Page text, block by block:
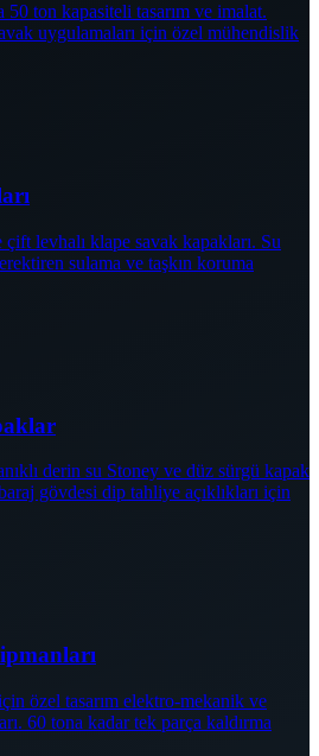
ton kapasiteli tasarım ve imalat.
uygulamaları için özel mühendislik
çift levhalı klape savak kapakları. Su
sulama ve taşkın koruma
derin su Stoney ve düz sürgü kapak
gövdesi dip tahliye açıklıkları için
özel tasarım elektro-mekanik ve
60 tona kadar tek parça kaldırma